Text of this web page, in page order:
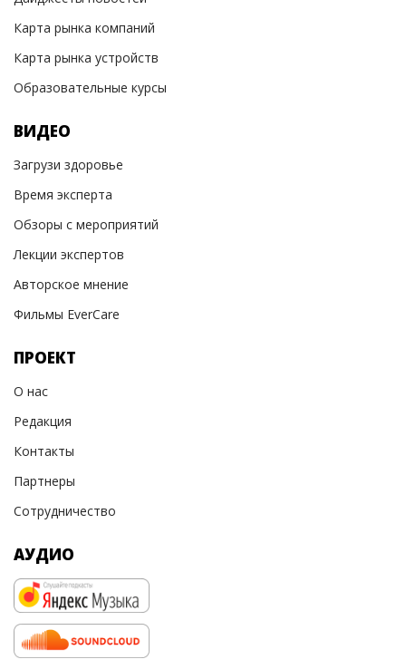
Карта рынка компаний
Карта рынка устройств
Образовательные курсы
ВИДЕО
Загрузи здоровье
Время эксперта
Обзоры с мероприятий
Лекции экспертов
Авторское мнение
Фильмы EverCare
ПРОЕКТ
О нас
Редакция
Контакты
Партнеры
Сотрудничество
АУДИО